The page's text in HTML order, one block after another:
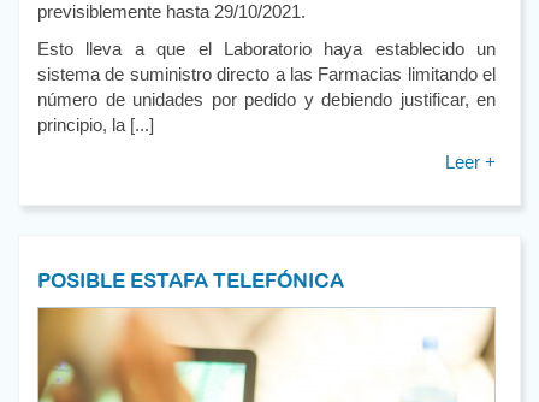
previsiblemente hasta 29/10/2021.
Esto lleva a que el Laboratorio haya establecido un
sistema de suministro directo a las Farmacias limitando el
número de unidades por pedido y debiendo justificar, en
principio, la [...]
Leer +
POSIBLE ESTAFA TELEFÓNICA